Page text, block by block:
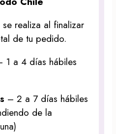
realiza al finalizar
de tu pedido.
1 a 4 días hábiles
– 2 a 7 días hábiles
de la